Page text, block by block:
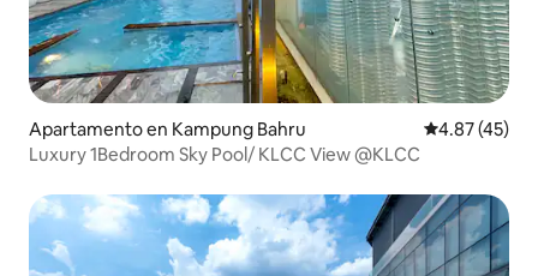
Apartamento en Kampung Bahru Calificación
4.87 (45)
Luxury 1Bedroom Sky Pool/ KLCC View @KLCC